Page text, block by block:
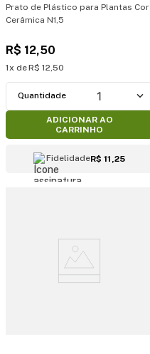
Prato de Plástico para Plantas Cor
Cerâmica N1,5
R$ 12,50
1 R$ 12,50
1
ADICIONAR AO
CARRINHO
FidelidadeR$ 11,25